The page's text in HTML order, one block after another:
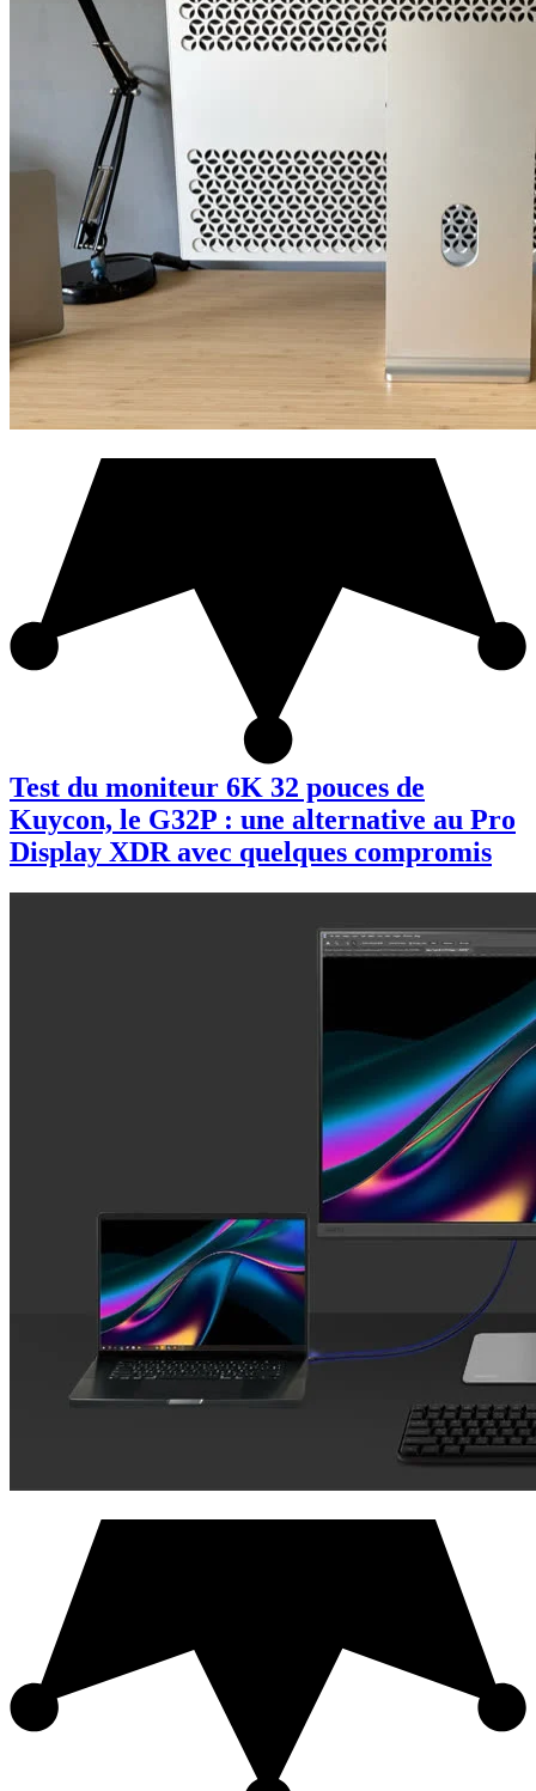
Test du moniteur 6K 32 pouces de
Kuycon, le G32P : une alternative au Pro
Display XDR avec quelques compromis